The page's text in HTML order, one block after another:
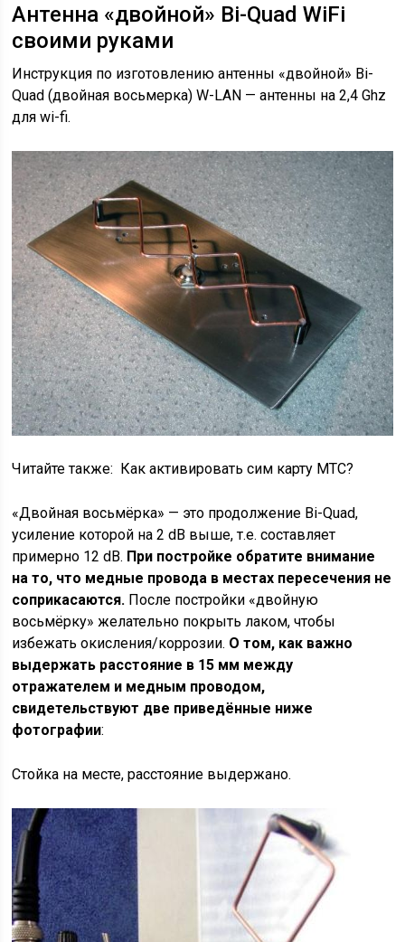
Антенна «двойной» Bi-Quad WiFi
своими руками
Инструкция по изготовлению антенны «двойной» Bi-
Quad (двойная восьмерка) W-LAN — антенны на 2,4 Ghz
для wi-fi.
Читайте также: Как активировать сим карту МТС?
«Двойная восьмёрка» — это продолжение Bi-Quad,
усиление которой на 2 dB выше, т.е. составляет
примерно 12 dB. При постройке обратите внимание
на то, что медные провода в местах пересечения не
соприкасаются. После постройки «двойную
восьмёрку» желательно покрыть лаком, чтобы
избежать окисления/коррозии. О том, как важно
выдержать расстояние в 15 мм между
отражателем и медным проводом,
свидетельствуют две приведённые ниже
фотографии:
Стойка на месте, расстояние выдержано.